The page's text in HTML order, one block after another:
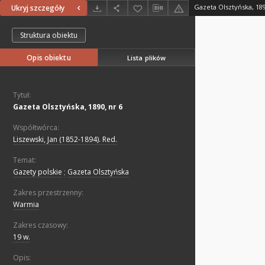
Ukryj szczegóły Gazeta Olsztyńska,
Struktura obiektu
Opis obiektu Lista plików
Tytuł:
Gazeta Olsztyńska, 1890, nr 6
Współtwórca:
Liszewski, Jan (1852-1894). Red.
Temat:
Gazety polskie ; Gazeta Olsztyńska
Zakres przestrzenny:
Warmia
Zakres czasowy:
19 w.
Opis: